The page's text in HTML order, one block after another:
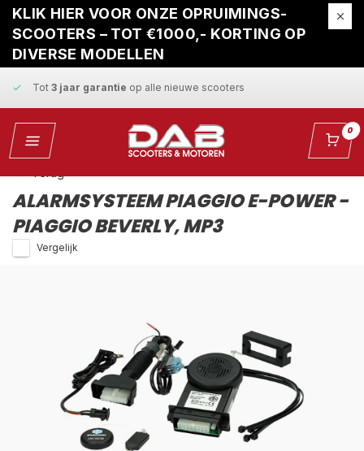
KLIK HIER VOOR ONZE OPRUIMINGS-
SCOOTERS – TOT €1000,- KORTING OP
DIVERSE MODELLEN
Gratis ophaalservicebij reparatie
Snelle leveringen vaste scherpe prijzen
Tot 3 jaar garantie op alle nieuwe scooters
Gratis ophaalservicebij reparatie 0
ALARMSYSTEEM PIAGGIO E-POWER -
PIAGGIO BEVERLY, MP3
Vergelijk